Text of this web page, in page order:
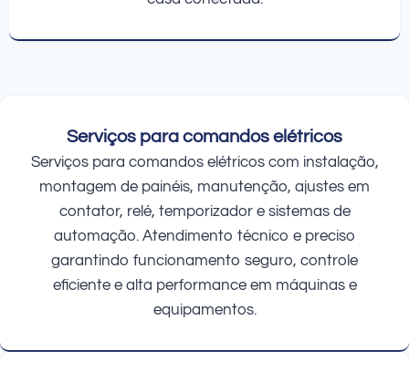
Serviços para comandos elétricos
Serviços para comandos elétricos com instalação,
montagem de painéis, manutenção, ajustes em
contator, relé, temporizador e sistemas de
automação. Atendimento técnico e preciso
garantindo funcionamento seguro, controle
eficiente e alta performance em máquinas e
equipamentos.